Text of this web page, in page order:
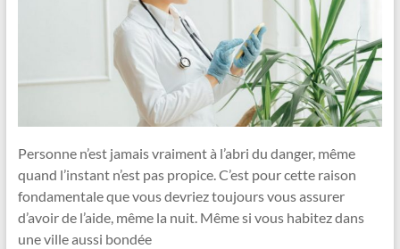
Personne n’est jamais vraiment à l’abri du danger, même
quand l’instant n’est pas propice. C’est pour cette raison
fondamentale que vous devriez toujours vous assurer
d’avoir de l’aide, même la nuit. Même si vous habitez dans
une ville aussi bondée